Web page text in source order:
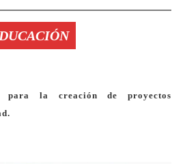
para la creación de proyectos